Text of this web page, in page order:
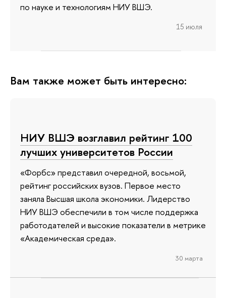
по науке и технологиям НИУ ВШЭ.
15 июля
Вам также может быть интересно:
НИУ ВШЭ возглавил рейтинг 100
лучших университетов России
«Форбс» представил очередной, восьмой,
рейтинг российских вузов. Первое место
заняла Высшая школа экономики. Лидерство
НИУ ВШЭ обеспечили в том числе поддержка
работодателей и высокие показатели в метрике
«Академическая среда».
30 марта